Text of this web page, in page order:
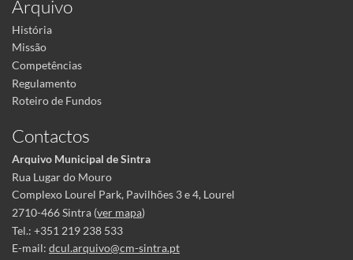
Arquivo
História
Missão
Competências
Regulamento
Roteiro de Fundos
Contactos
Arquivo Municipal de Sintra
Rua Lugar do Mouro
Complexo Lourel Park, Pavilhões 3 e 4, Lourel
2710-466 Sintra (ver mapa)
Tel.: +351 219 238 533
E-mail: dcul.arquivo@cm-sintra.pt